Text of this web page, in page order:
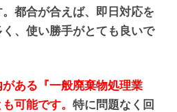
都合が合えば、即日対応を
、使い勝手がとても良いで
ある『一般廃棄物処理業
可能です。 特に問題なく回